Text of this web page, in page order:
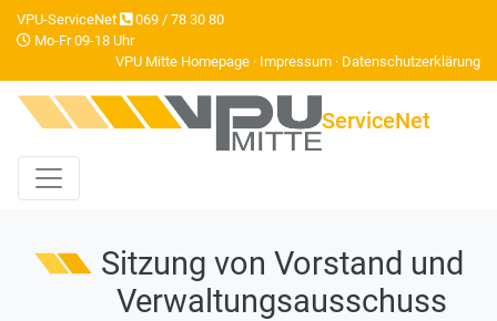
VPU-ServiceNet
069 / 78 30 80
Mo-Fr 09-18 Uhr
VPU Mitte Homepage · Impressum · Datenschutzerklärung
ServiceNet
Sitzung von Vorstand und
Verwaltungsausschuss